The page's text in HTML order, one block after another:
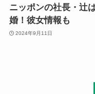
ニッポンの社長・辻
婚！彼女情報も
2024年9月11日